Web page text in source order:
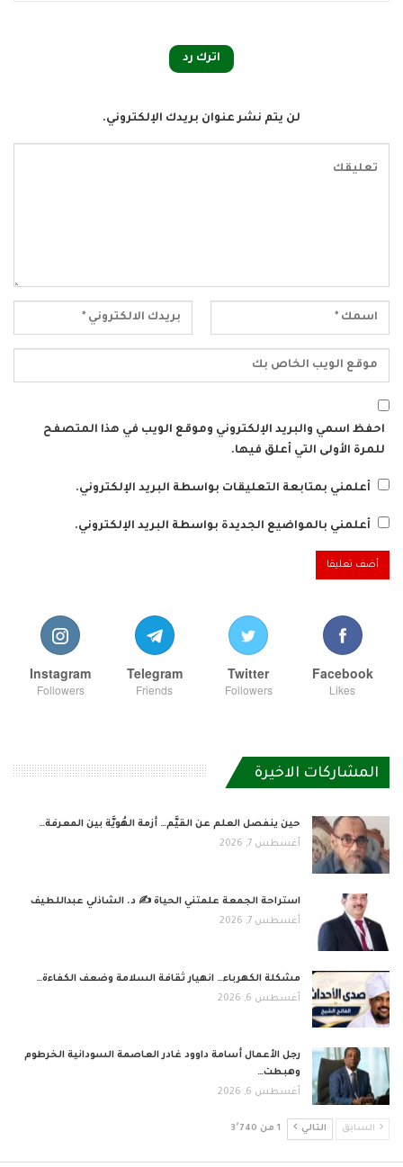
اترك رد
لن يتم نشر عنوان بريدك الإلكتروني.
احفظ اسمي والبريد الإلكتروني وموقع الويب في هذا المتصفح
للمرة الأولى التي أعلق فيها.
أعلمني بمتابعة التعليقات بواسطة البريد الإلكتروني.
أعلمني بالمواضيع الجديدة بواسطة البريد الإلكتروني.
Facebook
Likes
Twitter
Followers
Telegram
Friends
Instagram
Followers
المشاركات الاخيرة
حين ينفصل العلم عن القيَّم… أزمة الهُويَّة بين المعرفة…
أغسطس 7, 2026
استراحة الجمعة علمتني الحياة ✍️ د. الشاذلي عبداللطيف
أغسطس 7, 2026
مشكلة الكهرباء… انهيار ثقافة السلامة وضعف الكفاءة…
أغسطس 6, 2026
رجل الأعمال أسامة داوود غادر العاصمة السودانية الخرطوم
وهبطت…
أغسطس 6, 2026
السابق التالي 1 من 3٬740